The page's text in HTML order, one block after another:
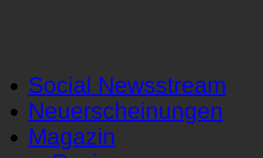
Social Newsstream
Neuerscheinungen
Magazin